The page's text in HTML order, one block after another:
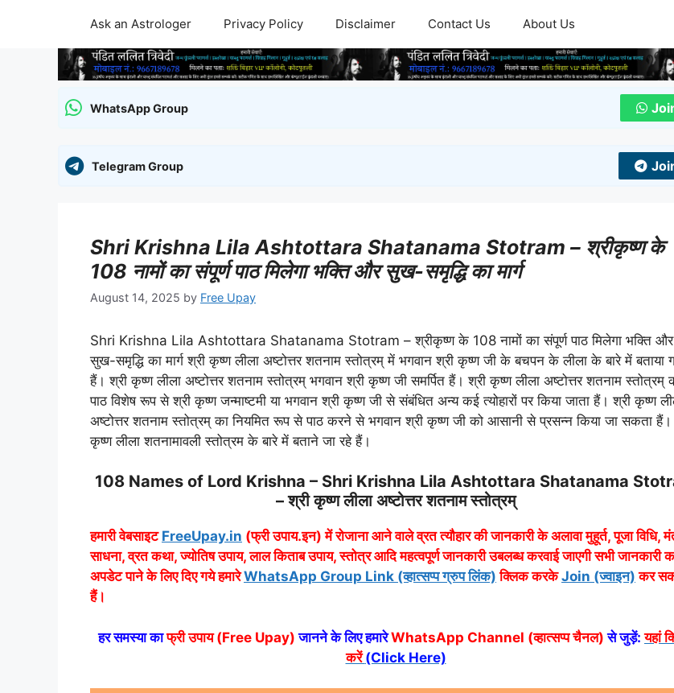
Ask an Astrologer Privacy Policy Disclaimer Contact Us About Us
WhatsApp Group
Telegram Group
Shri Krishna Lila Ashtottara Shatanama Stotram – श्रीकृष्ण के
108 नामों का संपूर्ण पाठ मिलेगा भक्ति और सुख-समृद्धि का मार्ग
August 14, 2025 by Free Upay
Shri Krishna Lila Ashtottara Shatanama Stotram – श्रीकृष्ण के 108 नामों का संपूर्ण पाठ मिलेगा भक्ति और
सुख-समृद्धि का मार्ग श्री कृष्ण लीला अष्टोत्तर शतनाम स्तोत्रम् में भगवान श्री कृष्ण जी के बचपन के लीला के बारे में बताया
हैं। श्री कृष्ण लीला अष्टोत्तर शतनाम स्तोत्रम् भगवान श्री कृष्ण जी समर्पित हैं। श्री कृष्ण लीला अष्टोत्तर शतनाम स्तोत्रम्
पाठ विशेष रूप से श्री कृष्ण जन्माष्टमी या भगवान श्री कृष्ण जी से संबंधित अन्य कई त्योहारों पर किया जाता हैं। श्री कृष्ण
अष्टोत्तर शतनाम स्तोत्रम् का नियमित रूप से पाठ करने से भगवान श्री कृष्ण जी को आसानी से प्रसन्न किया जा सकता हैं।
कृष्ण लीला शतनामावली स्तोत्रम के बारे में बताने जा रहे हैं।
108 Names of Lord Krishna – Shri Krishna Lila Ashtottara Shatanama
– श्री कृष्ण लीला अष्टोत्तर शतनाम स्तोत्रम्
हमारी वेबसाइट FreeUpay.in (फ्री उपाय.इन) में रोजाना आने वाले व्रत त्यौहार की जानकारी के अलावा मुहूर्त, पूजा विधि,
साधना, व्रत कथा, ज्योतिष उपाय, लाल किताब उपाय, स्तोत्र आदि महत्वपूर्ण जानकारी उबलब्ध करवाई जाएगी सभी जानकारी
अपडेट पाने के लिए दिए गये हमारेWhatsApp Group Link (व्हात्सप्प ग्रुप लिंक) क्लिक करकेJoin (ज्वाइन) कर
हैं।
हर समस्या काफ्री उपाय (Free Upay) जानने के लिए हमारेWhatsApp Channel (व्हात्सप्प चैनल) से जुड़ें:यहां
करें(Click Here)